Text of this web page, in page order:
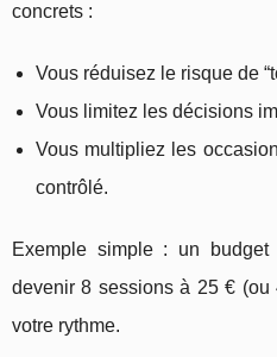
concrets :
Vous réduisez le risque de
Vous limitez les décisions
Vous multipliez les
contrôlé.
Exemple simple : un
devenir 8 sessions à 25 €
votre rythme.